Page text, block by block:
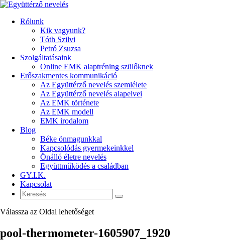
Rólunk
Kik vagyunk?
Tóth Szilvi
Petró Zsuzsa
Szolgáltatásaink
Online EMK alaptréning szülőknek
Erőszakmentes kommunikáció
Az Együttérző nevelés szemlélete
Az Együttérző nevelés alapelvei
Az EMK története
Az EMK modell
EMK irodalom
Blog
Béke önmagunkkal
Kapcsolódás gyermekeinkkel
Önálló életre nevelés
Együttműködés a családban
GY.I.K.
Kapcsolat
Válassza az Oldal lehetőséget
pool-thermometer-1605907_1920